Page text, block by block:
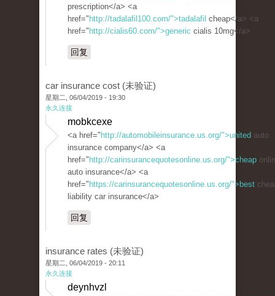
prescription</a> <a
href=" http://tadalafil100.com/">tadalafil cheap</a> <a
href=" http://cialis60.com/">generic cialis 10mg</a>
回复
car insurance cost (未验证)
星期二, 06/04/2019 - 19:30
永久连接
mobkcexe
<a href=" http://automobileinsurance.us.org/">united auto
insurance company</a> <a
href=" http://carinsurancequotesonline.us.org/">cheap
auto insurance</a> <a
href=" https://carinsurancequotesonline.us.org/">best
liability car insurance</a>
回复
insurance rates (未验证)
星期二, 06/04/2019 - 20:11
永久连接
deynhvzl